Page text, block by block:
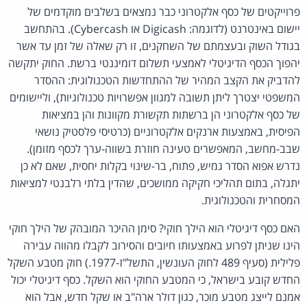
פרוייקטים של כסף אלקטרוני כבר נמצאים בשלבים מוקדמים של
יישום באינטרנט (לדוגמה: Digicash או Cybercash). בהתחשב
בגודל השוק ובעצמתם של השחקנים, זו רק שאלה של זמן עד אשר
יהפוך הכסף הדיגיטלי לאמצעי תשלום דומיננטי ברשת. החוק יתקשה
להדביק את הקצב המהיר של ההתחדשות הטכנולוגית: ההסדר
המשפטי יצטרך ליתן תשובה למגוון אפשרויות טכנולוגיות), וליישומים
של כסף אלקטרוני הן ברשתות תקשורת מקוונות והן במציאות
הפיסית, באמצעות ארנקים אלקטרוניים (כרטיסי פלסטיק נושאי
שבב-מחשב, המאפשרים טעינה חוזרת בשווה-ערך לכסף מזומן).
נדרש אפוא הסדר גמיש, פתוח, בר-שינוי בקלות יחסית, שאם לא כן
יתגלה, בתום תהליכי חקיקה ממושכים, שהדין בלתי רלבנטי למציאות
המסחרית והטכנולוגית.
האם כסף דיגיטלי הוא הילך חוקי? סימן ההיכר המובהק של הילך חוקי
הינו שניתן לפרוע באמצעותו חיובים והסירוב לקבלו מהווה עבירה
פלילית (סעיף 489 לחוק העונשין, התשל"ז-1977.) חוק מטבע השקל
החדש קובע בישראל, כי המטבע החוקי הוא השקל. כסף דיגיטלי יכול
אמנם לייצג מטבע מוכר, כגון דולר ארה"ב או שקל חדש, אבל הוא